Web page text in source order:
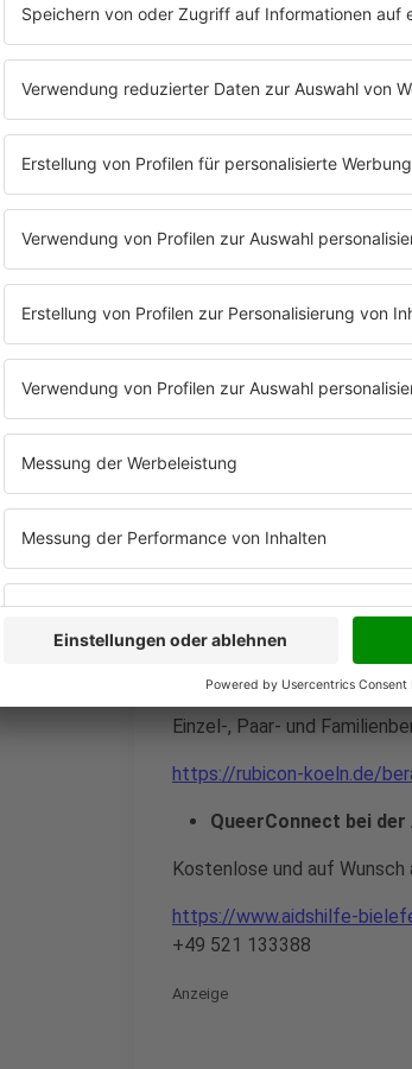
Begegnungs- und
www.andersroom.de, Tel.:
Beratung und Begegnung
www.kcm-muenster.de.
LEBEDO
www.lebedo.de, Tel.: +49
Lebenslust-
Psychosoziale Beratung,
www.lebenslust-
Rosa Strippe e.V.
persönliche Beratung
www.rosastrippe.de , Tel.:
rubiconBeratung
Einzel-, Paar- und
https://rubicon-koeln.de/
QueerConnect bei
Kostenlose und auf
https://www.aidshilfe-
+49 521 133388
Anzeige